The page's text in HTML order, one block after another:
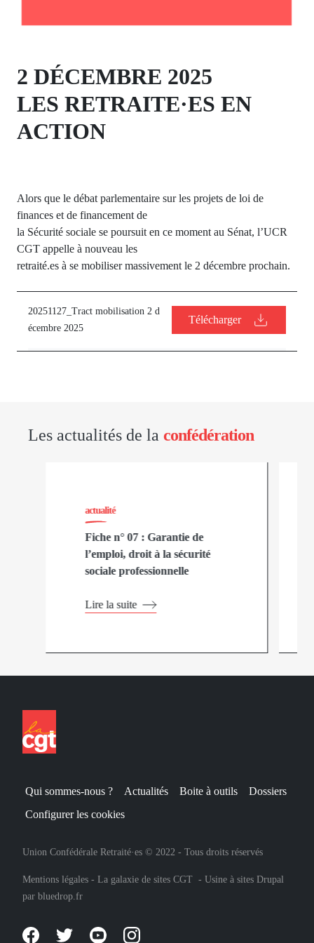
2 DÉCEMBRE 2025
LES RETRAITE·ES EN
ACTION
Alors que le débat parlementaire sur les projets de loi de
finances et de financement de
la Sécurité sociale se poursuit en ce moment au Sénat, l’UCR
CGT appelle à nouveau les
retraité.es à se mobiliser massivement le 2 décembre prochain.
20251127_Tract mobilisation 2 d
écembre 2025
Télécharger
Les actualités de la confédération
actualité
Fiche n° 07 : Garantie de
l’emploi, droit à la sécurité
sociale professionnelle
Lire la suite
Qui sommes-nous ? Actualités Boite à outils
Dossiers
Configurer les cookies
Union Confédérale Retraité·es © 2022 - Tous droits réservés
Mentions légales - La galaxie de sites CGT - Usine à sites Drupal
par bluedrop.fr